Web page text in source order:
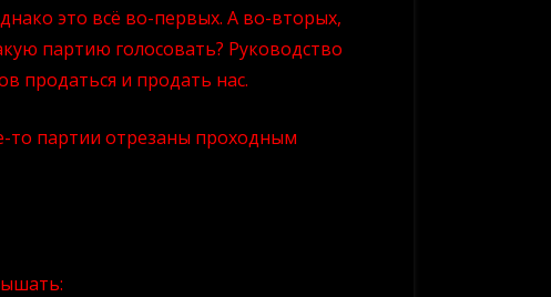
это всё во-первых. А во-вторых,
партию голосовать? Руководство
продаться и продать нас.
то партии отрезаны проходным